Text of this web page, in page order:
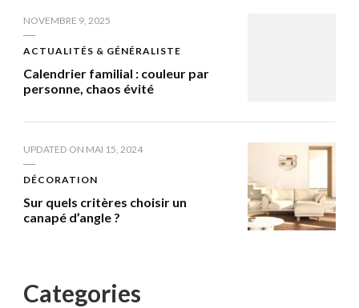
NOVEMBRE 9, 2025
ACTUALITÉS & GÉNÉRALISTE
Calendrier familial : couleur par
personne, chaos évité
UPDATED ON MAI 15, 2024
DÉCORATION
Sur quels critères choisir un
canapé d’angle ?
Categories